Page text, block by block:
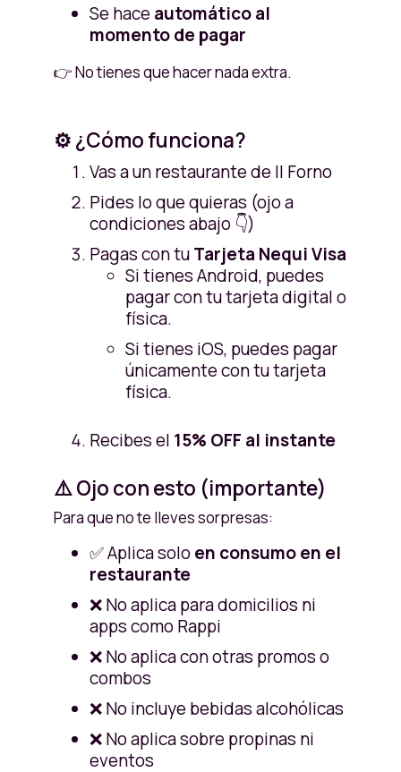
Se hace automático al
momento de pagar
👉 No tienes que hacer nada extra.
⚙️ ¿Cómo funciona?
Vas a un restaurante de Il Forno
Pides lo que quieras (ojo a
condiciones abajo 👇)
Pagas con tuTarjeta Nequi Visa
Si tienes Android, puedes
pagar con tu tarjeta digital o
física.
Si tienes iOS, puedes pagar
únicamente con tu tarjeta
física.
Recibes el 15% OFF al instante
⚠️ Ojo con esto (importante)
Para que no te lleves sorpresas:
✅ Aplica soloen consumo en el
restaurante
❌ No aplica para domicilios ni
apps como Rappi
❌ No aplica con otras promos o
combos
❌ No incluye bebidas alcohólicas
❌ No aplica sobre propinas ni
eventos